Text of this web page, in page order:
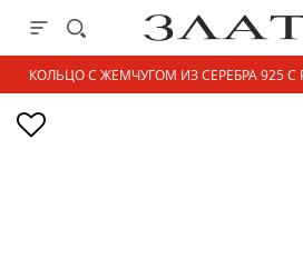
КОЛЬЦО С ЖЕМЧУГОМ ИЗ СЕРЕБРА 925